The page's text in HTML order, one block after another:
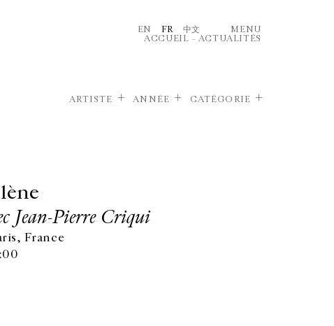
EN FR 中文
MENU
ACCUEIL – ACTUALITÉS
ARTISTE ANNÉE CATÉGORIE
Jean-Pierre Criqui
France